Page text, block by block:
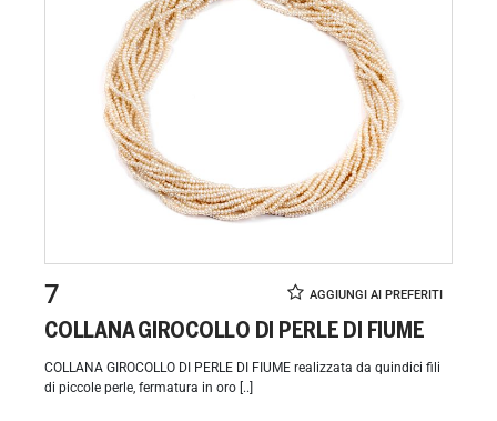
7
COLLANA GIROCOLLO DI PERLE DI FIUME
COLLANA GIROCOLLO DI PERLE DI FIUME realizzata da quindici fili
di piccole perle, fermatura in oro [..]